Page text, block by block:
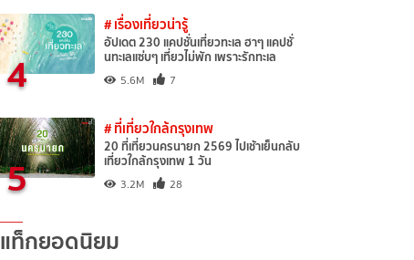
4
# เรื่องเที่ยวน่ารู้
อัปเดต 230 แคปชั่นเที่ยวทะเล ฮาๆ แคปชั่
นทะเลแซ่บๆ เที่ยวไม่พัก เพราะรักทะเล
5.6M 7
5
# ที่เที่ยวใกล้กรุงเทพ
20 ที่เที่ยวนครนายก 2569 ไปเช้าเย็นกลับ
เที่ยวใกล้กรุงเทพ 1 วัน
3.2M 28
แท็กยอดนิยม